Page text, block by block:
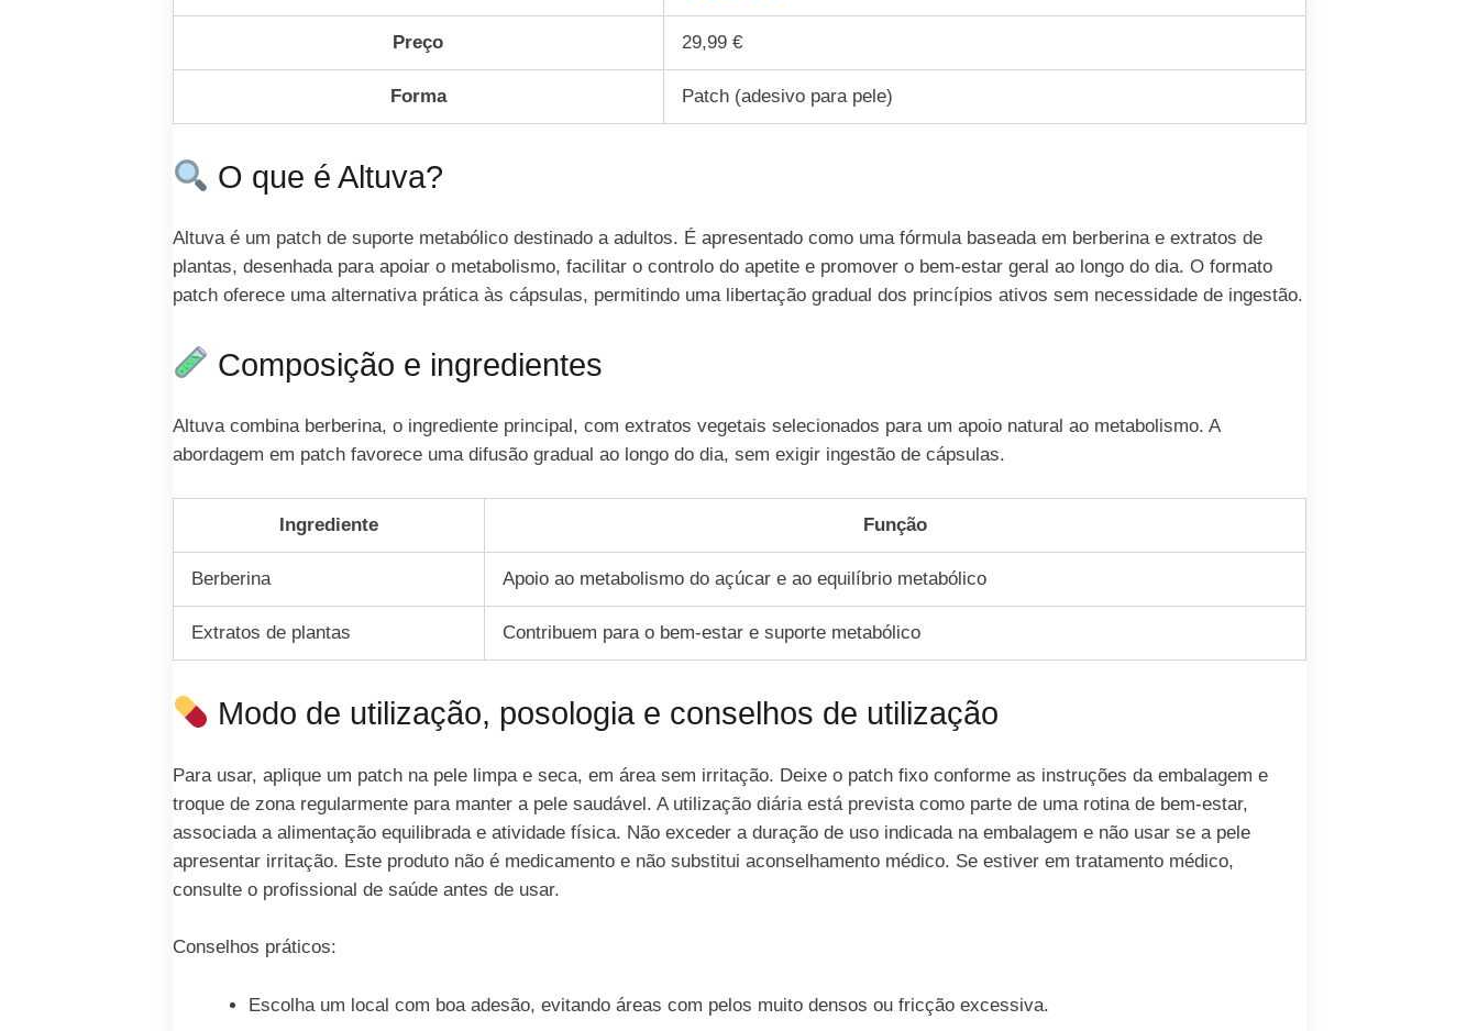
Preço 29,99 €
Forma Patch (adesivo para pele)
O que é Altuva?
Altuva é um patch de suporte metabólico destinado a adultos. É apresentado como uma fórmula baseada em berberina e extratos de
plantas, desenhada para apoiar o metabolismo, facilitar o controlo do apetite e promover o bem-estar geral ao longo do dia. O formato
patch oferece uma alternativa prática às cápsulas, permitindo uma libertação gradual dos princípios ativos sem necessidade de ingestão.
Composição e ingredientes
Altuva combina berberina, o ingrediente principal, com extratos vegetais selecionados para um apoio natural ao metabolismo. A
abordagem em patch favorece uma difusão gradual ao longo do dia, sem exigir ingestão de cápsulas.
Ingrediente Função
Berberina Apoio ao metabolismo do açúcar e ao equilíbrio metabólico
Extratos de plantas Contribuem para o bem-estar e suporte metabólico
Modo de utilização, posologia e conselhos de utilização
Para usar, aplique um patch na pele limpa e seca, em área sem irritação. Deixe o patch fixo conforme as instruções da embalagem e
troque de zona regularmente para manter a pele saudável. A utilização diária está prevista como parte de uma rotina de bem-estar,
associada a alimentação equilibrada e atividade física. Não exceder a duração de uso indicada na embalagem e não usar se a pele
apresentar irritação. Este produto não é medicamento e não substitui aconselhamento médico. Se estiver em tratamento médico,
consulte o profissional de saúde antes de usar.
Conselhos práticos:
Escolha um local com boa adesão, evitando áreas com pelos muito densos ou fricção excessiva.